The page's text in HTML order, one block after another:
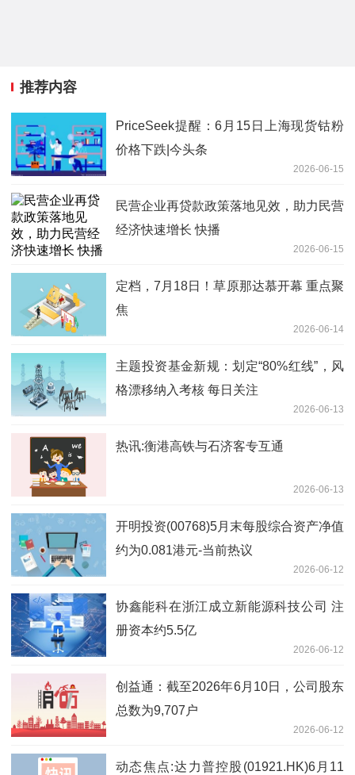
推荐内容
PriceSeek提醒：6月15日上海现货钴粉
价格下跌|今头条
2026-06-15
民营企业再贷款政策落地见效，助力民营
经济快速增长 快播
2026-06-15
定档，7月18日！草原那达慕开幕 重点聚
焦
2026-06-14
主题投资基金新规：划定“80%红线”，风
格漂移纳入考核 每日关注
2026-06-13
热讯:衡港高铁与石济客专互通
2026-06-13
开明投资(00768)5月末每股综合资产净值
约为0.081港元-当前热议
2026-06-12
协鑫能科在浙江成立新能源科技公司 注
册资本约5.5亿
2026-06-12
创益通：截至2026年6月10日，公司股东
总数为9,707户
2026-06-12
动态焦点:达力普控股(01921.HK)6月11